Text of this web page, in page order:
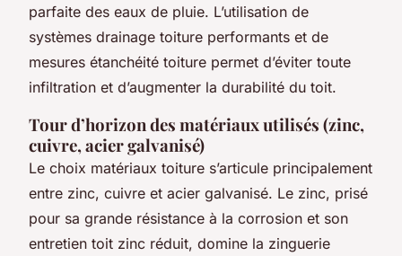
parfaite des eaux de pluie. L’utilisation de
systèmes drainage toiture performants et de
mesures étanchéité toiture permet d’éviter toute
infiltration et d’augmenter la durabilité du toit.
Tour d’horizon des matériaux utilisés (zinc,
cuivre, acier galvanisé)
Le choix matériaux toiture s’articule principalement
entre zinc, cuivre et acier galvanisé. Le zinc, prisé
pour sa grande résistance à la corrosion et son
entretien toit zinc réduit, domine la zinguerie